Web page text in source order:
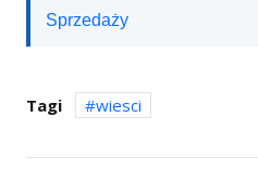
Sprzedaży
Tagi wiesci